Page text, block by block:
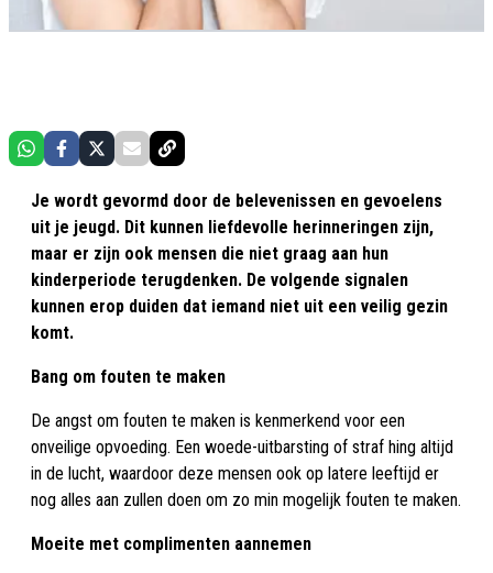
Je wordt gevormd door de belevenissen en gevoelens
uit je jeugd. Dit kunnen liefdevolle herinneringen zijn,
maar er zijn ook mensen die niet graag aan hun
kinderperiode terugdenken. De volgende signalen
kunnen erop duiden dat iemand niet uit een veilig gezin
komt.
Bang om fouten te maken
De angst om fouten te maken is kenmerkend voor een
onveilige opvoeding. Een woede-uitbarsting of straf hing altijd
in de lucht, waardoor deze mensen ook op latere leeftijd er
nog alles aan zullen doen om zo min mogelijk fouten te maken.
Moeite met complimenten aannemen